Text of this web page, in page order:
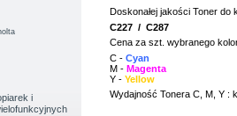
i
Doskonałej jakości Toner do
C227 / C287
Cena za szt. wybranego
C - Cyan
M - Magenta
Y - Yellow
Wydajność Tonera C, M, Y :